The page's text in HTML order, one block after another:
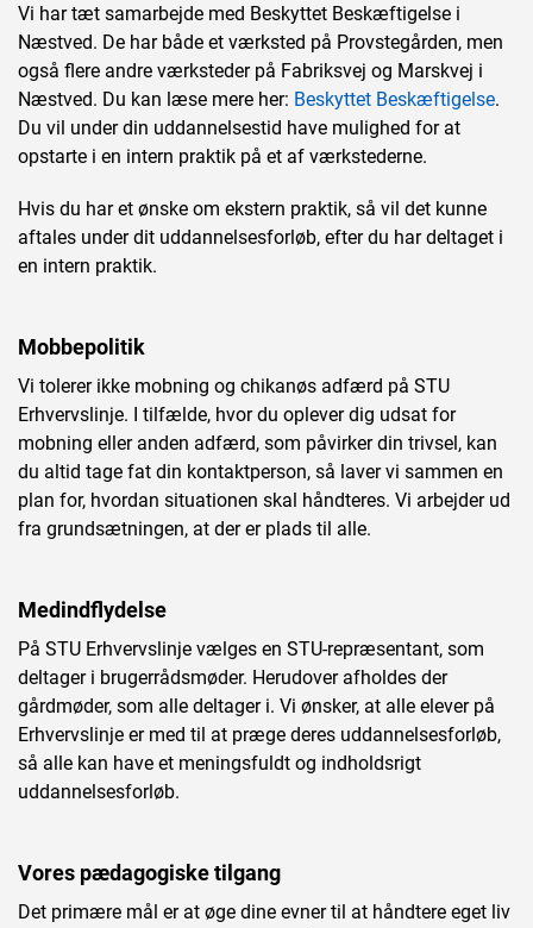
Vi har tæt samarbejde med Beskyttet Beskæftigelse i
Næstved. De har både et værksted på Provstegården, men
også flere andre værksteder på Fabriksvej og Marskvej i
Næstved. Du kan læse mere her: Beskyttet Beskæftigelse.
Du vil under din uddannelsestid have mulighed for at
opstarte i en intern praktik på et af værkstederne.
Hvis du har et ønske om ekstern praktik, så vil det kunne
aftales under dit uddannelsesforløb, efter du har deltaget i
en intern praktik.
Mobbepolitik
Vi tolerer ikke mobning og chikanøs adfærd på STU
Erhvervslinje. I tilfælde, hvor du oplever dig udsat for
mobning eller anden adfærd, som påvirker din trivsel, kan
du altid tage fat din kontaktperson, så laver vi sammen en
plan for, hvordan situationen skal håndteres. Vi arbejder ud
fra grundsætningen, at der er plads til alle.
Medindflydelse
På STU Erhvervslinje vælges en STU-repræsentant, som
deltager i brugerrådsmøder. Herudover afholdes der
gårdmøder, som alle deltager i. Vi ønsker, at alle elever på
Erhvervslinje er med til at præge deres uddannelsesforløb,
så alle kan have et meningsfuldt og indholdsrigt
uddannelsesforløb.
Vores pædagogiske tilgang
Det primære mål er at øge dine evner til at håndtere eget liv